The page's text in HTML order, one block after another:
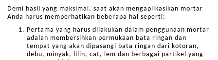
Demi hasil yang maksimal, saat akan mengaplikasikan mortar
Anda harus memperhatikan beberapa hal seperti:
Pertama yang harus dilakukan dalam penggunaan mortar
adalah membersihkan permukaan bata ringan dan
tempat yang akan dipasangi bata ringan dari kotoran,
debu, minyak, lilin, cat, lem dan berbagai partikel yang